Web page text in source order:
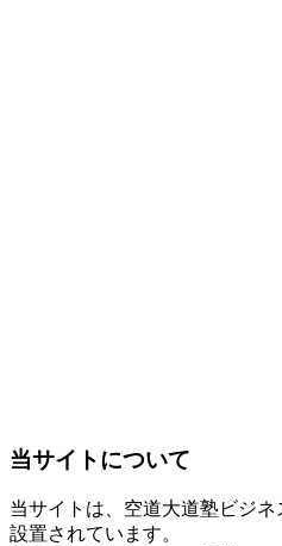
当サイトについて
当サイトは、空道大道塾ビジ
設置されています。